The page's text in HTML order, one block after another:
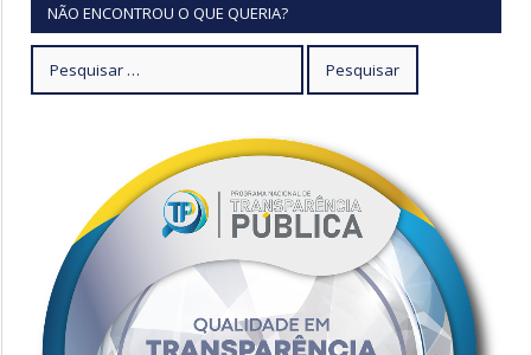
NÃO ENCONTROU O QUE QUERIA?